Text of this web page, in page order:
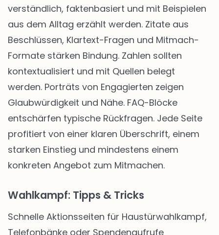
verständlich, faktenbasiert und mit Beispielen
aus dem Alltag erzählt werden. Zitate aus
Beschlüssen, Klartext-Fragen und Mitmach-
Formate stärken Bindung. Zahlen sollten
kontextualisiert und mit Quellen belegt
werden. Porträts von Engagierten zeigen
Glaubwürdigkeit und Nähe. FAQ-Blöcke
entschärfen typische Rückfragen. Jede Seite
profitiert von einer klaren Überschrift, einem
starken Einstieg und mindestens einem
konkreten Angebot zum Mitmachen.
Wahlkampf: Tipps & Tricks
Schnelle Aktionsseiten für Haustürwahlkampf,
Telefonbänke oder Spendenaufrufe